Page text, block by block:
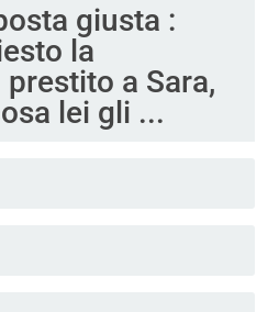
giusta :
la
a Sara,
lei gli ...